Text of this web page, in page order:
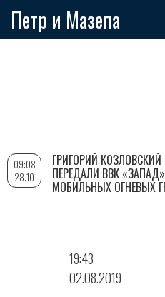
Петр и Мазепа
19:43
02.08.2019
09:08
28.10
ГРИГОРИЙ
ПЕРЕДАЛИ ВВК
МОБИЛЬНЫХ ОГНЕВЫХ